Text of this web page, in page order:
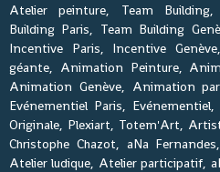
Atelier peinture, Team
Building Paris, Team Building
Incentive Paris, Incentive
géante, Animation Peinture,
Animation Genève, Animation
Evénementiel Paris,
Originale, Plexiart, Totem'Art,
Christophe Chazot, aNa
Atelier ludique, Atelier participatif,